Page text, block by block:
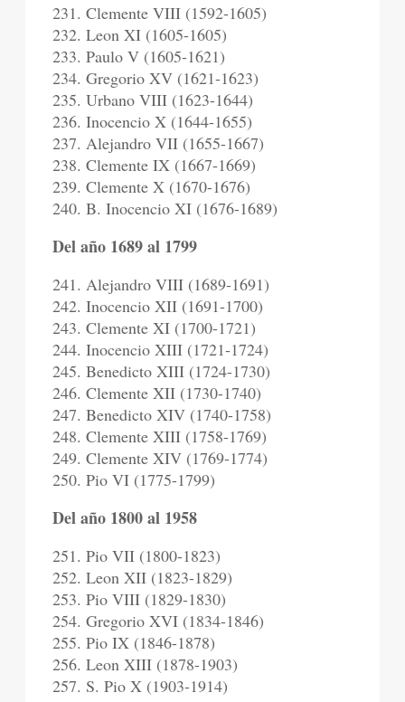
231. Clemente VIII (1592-1605)
232. Leon XI (1605-1605)
233. Paulo V (1605-1621)
234. Gregorio XV (1621-1623)
235. Urbano VIII (1623-1644)
236. Inocencio X (1644-1655)
237. Alejandro VII (1655-1667)
238. Clemente IX (1667-1669)
239. Clemente X (1670-1676)
240. B. Inocencio XI (1676-1689)
Del año 1689 al 1799
241. Alejandro VIII (1689-1691)
242. Inocencio XII (1691-1700)
243. Clemente XI (1700-1721)
244. Inocencio XIII (1721-1724)
245. Benedicto XIII (1724-1730)
246. Clemente XII (1730-1740)
247. Benedicto XIV (1740-1758)
248. Clemente XIII (1758-1769)
249. Clemente XIV (1769-1774)
250. Pio VI (1775-1799)
Del año 1800 al 1958
251. Pio VII (1800-1823)
252. Leon XII (1823-1829)
253. Pio VIII (1829-1830)
254. Gregorio XVI (1834-1846)
255. Pio IX (1846-1878)
256. Leon XIII (1878-1903)
257. S. Pio X (1903-1914)